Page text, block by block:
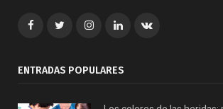
FacebookTwitterGoogle+LinkedInVK
ENTRADAS POPULARES